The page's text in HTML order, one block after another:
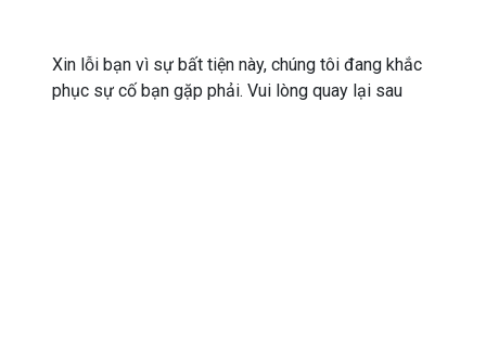
Xin lỗi bạn vì sự bất tiện này, chúng tôi đang khắc
phục sự cố bạn gặp phải. Vui lòng quay lại sau